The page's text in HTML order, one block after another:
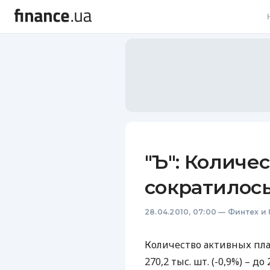
"Ъ":
28.04.2010, 07:00 — Финтех и
Количество активных
270,2 тыс. шт. (-0,9%) –